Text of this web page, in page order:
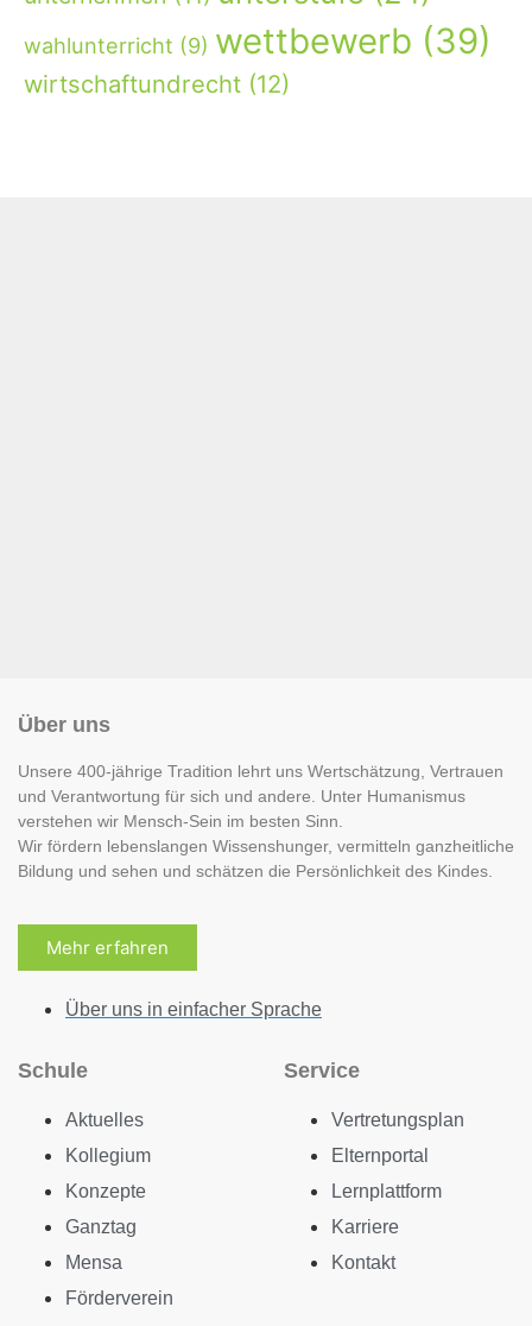
wahlunterricht (9) wettbewerb (39)
wirtschaftundrecht (12)
Über uns
Unsere 400-jährige Tradition lehrt uns Wertschätzung, Vertrauen
und Verantwortung für sich und andere. Unter Humanismus
verstehen wir Mensch-Sein im besten Sinn.
Wir fördern lebenslangen Wissenshunger, vermitteln ganzheitliche
Bildung und sehen und schätzen die Persönlichkeit des Kindes.
Mehr erfahren
Über uns in einfacher Sprache
Schule
Aktuelles
Kollegium
Konzepte
Ganztag
Mensa
Förderverein
Service
Vertretungsplan
Elternportal
Lernplattform
Karriere
Kontakt